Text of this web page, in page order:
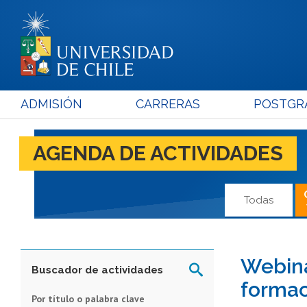
ADMISIÓN CARRERAS
AGENDA DE ACTIVIDADES
Todas
Buscador de actividades
Por título o palabra clave